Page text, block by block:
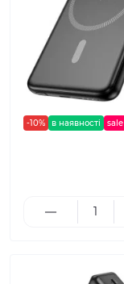
-10% в наявності sale